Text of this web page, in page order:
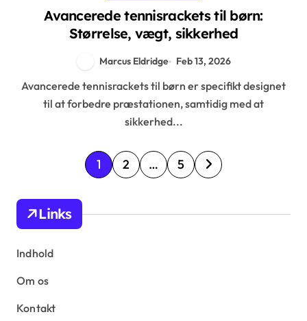
Avancerede tennisrackets til børn:
Størrelse, vægt, sikkerhed
Marcus Eldridge Feb 13, 2026
Avancerede tennisrackets til børn er specifikt designet
til at forbedre præstationen, samtidig med at
sikkerhed...
P
o
1 2 … 5
Links
Indhold
Om os
Kontakt